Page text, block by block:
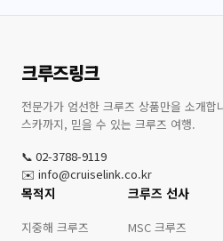
크루즈링크
전문가가 엄선한 크루즈 상품만을 소개합
스카까지, 믿을 수 있는 크루즈 여행.
📞 02-3788-9119
✉️ info@cruiselink.co.kr
목적지
지중해 크루즈
크루즈 선사
MSC 크루즈